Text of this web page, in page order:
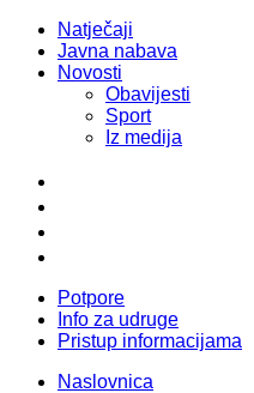
Natječaji
Javna nabava
Novosti
Obavijesti
Sport
Iz medija
Potpore
Info za udruge
Pristup informacijama
Naslovnica